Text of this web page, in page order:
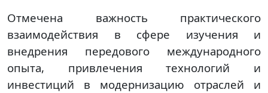
Отмечена важность практического
взаимодействия в сфере изучения и
внедрения передового международного
опыта, привлечения технологий и
инвестиций в модернизацию отраслей и